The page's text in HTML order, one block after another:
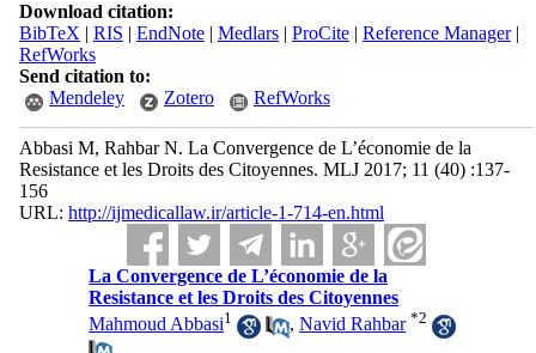
Download citation:
BibTeX | RIS | EndNote| Medlars| ProCite| Reference Manager|
RefWorks
Send citation to:
Mendeley
Zotero RefWorks
Abbasi M, Rahbar N. La Convergence de L’économie de la
Resistance et les Droits des Citoyennes. MLJ 2017; 11 (40) :137-
156
URL: http://ijmedicallaw.ir/article-1-714-en.html
La Convergence de L’économie de la
Resistance et les Droits des Citoyennes
Mahmoud Abbasi1 ,Navid Rahbar *2